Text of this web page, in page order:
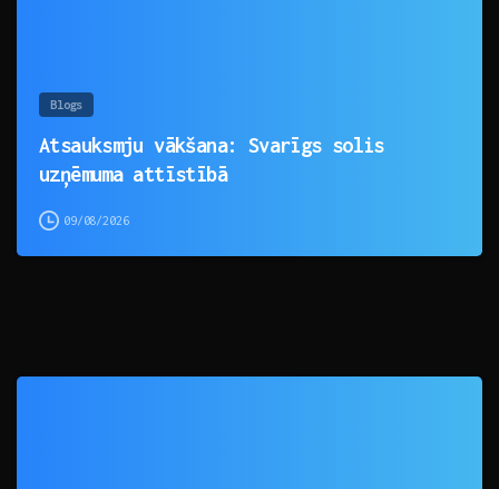
Blogs
Atsauksmju vākšana: Svarīgs solis
uzņēmuma attīstībā
09/08/2026